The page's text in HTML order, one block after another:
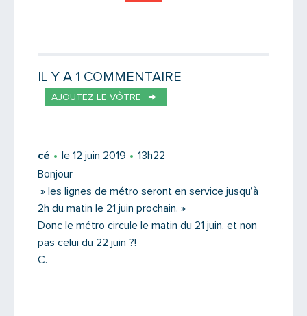
Message
IL Y A 1 COMMENTAIRE
AJOUTEZ LE VÔTRE
cé le 12 juin 2019
13h22
Bonjour
» les lignes de métro seront en service jusqu’à
2h du matin le 21 juin prochain. »
Donc le métro circule le matin du 21 juin, et non
pas celui du 22 juin ?!
C.